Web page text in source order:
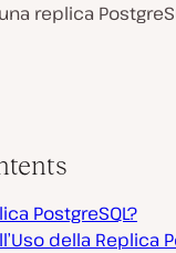
replica
PostgreSQL?
della Replica